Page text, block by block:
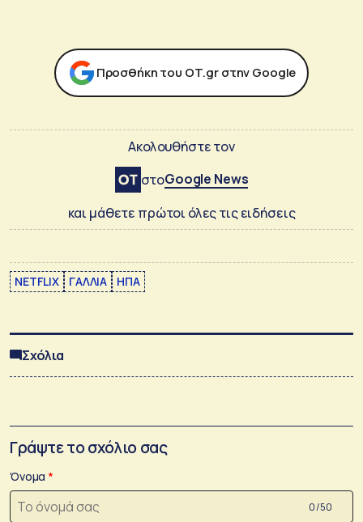
Προσθήκη του ΟΤ.gr στην Google
Ακολουθήστε τον
στοGoogle News
και μάθετε πρώτοι όλες τις ειδήσεις
NETFLIX ΓΑΛΛΙΑ ΗΠΑ
Σχόλια
Γράψτε το σχόλιο σας
Όνομα
0 /50